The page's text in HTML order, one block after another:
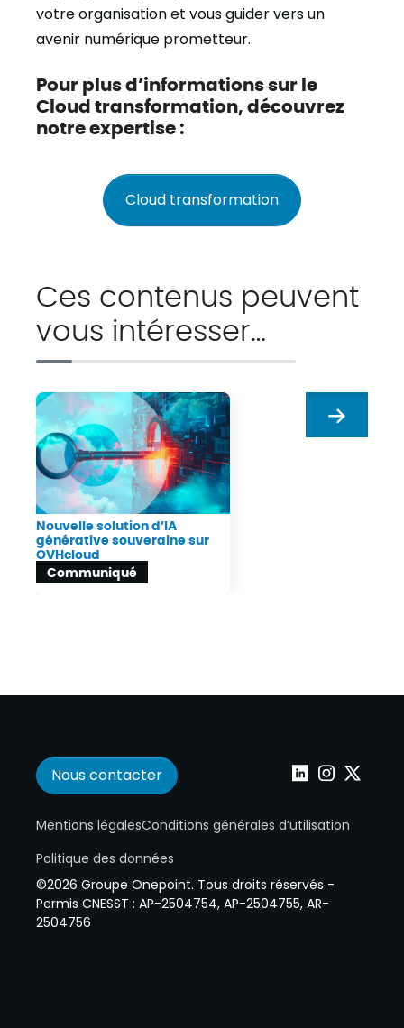
votre organisation et vous guider vers un
avenir numérique prometteur.
Pour plus d’informations sur le
Cloud transformation, découvrez
notre expertise :
Cloud transformation
Ces contenus peuvent
vous intéresser…
Nouvelle solution d’IA
générative souveraine sur
OVHcloud
Communiqué
Suivant
Nous contacter Wepoint sur
Wepoint sur
Wepoint
Mentions légalesConditions générales d’utilisation
Politique des données
©2026 Groupe Onepoint. Tous droits réservés -
Permis CNESST : AP-2504754, AP-2504755, AR-
2504756